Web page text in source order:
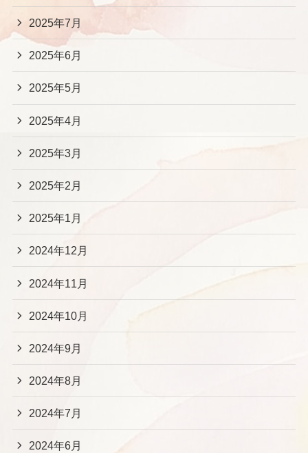
2025年7月
2025年6月
2025年5月
2025年4月
2025年3月
2025年2月
2025年1月
2024年12月
2024年11月
2024年10月
2024年9月
2024年8月
2024年7月
2024年6月